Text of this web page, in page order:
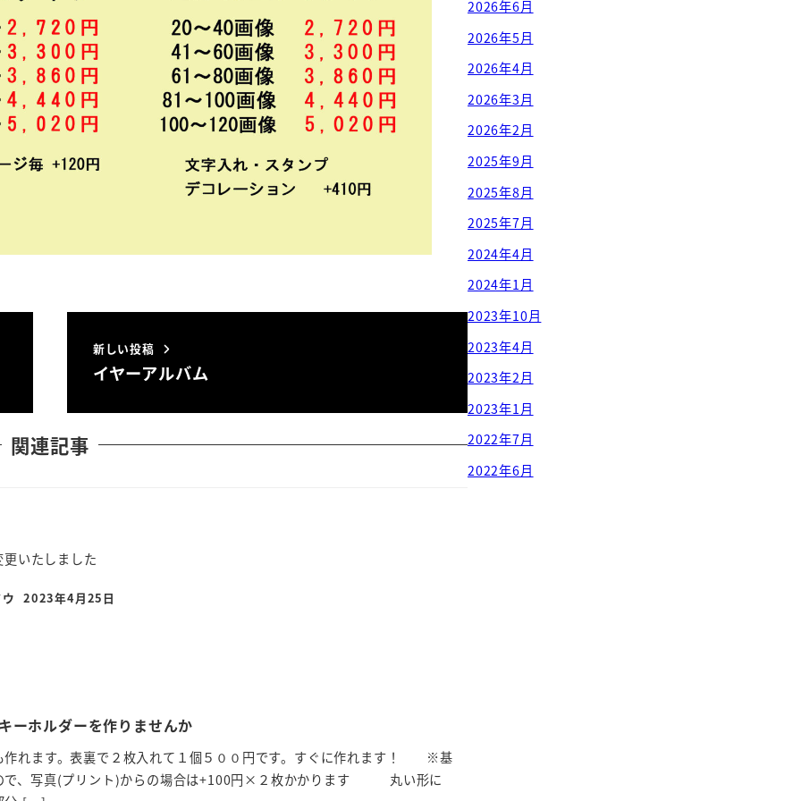
新しい投稿
イヤーアルバム
関連記事
いたしました
投稿日
2023年4月25日
ーホルダーを作りませんか
作れます。表裏で２枚入れて１個５００円です。すぐに作れます！ ※基
で、写真(プリント)からの場合は+100円×２枚かかります 丸い形に
2026年6月
2026年5月
2026年4月
2026年3月
2026年2月
2025年9月
2025年8月
2025年7月
2024年4月
2024年1月
2023年10月
2023年4月
2023年2月
2023年1月
2022年7月
2022年6月